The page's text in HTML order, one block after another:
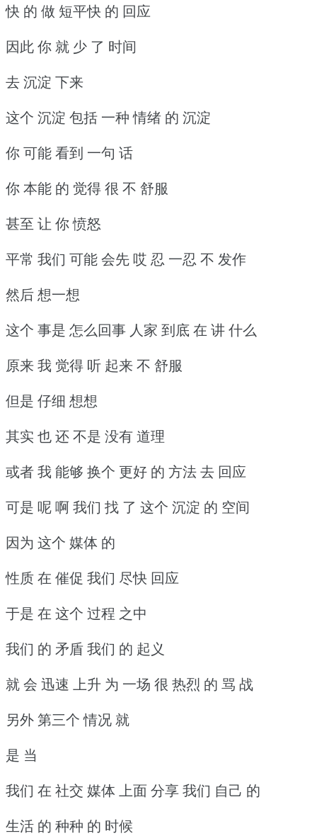
快 的 做 短平快 的 回应
因此 你 就 少 了 时间
去 沉淀 下来
这个 沉淀 包括 一种 情绪 的 沉淀
你 可能 看到 一句 话
你 本能 的 觉得 很 不 舒服
甚至 让 你 愤怒
平常 我们 可能 会先 哎 忍 一忍 不 发作
然后 想一想
这个 事是 怎么回事 人家 到底 在 讲 什么
原来 我 觉得 听 起来 不 舒服
但是 仔细 想想
其实 也 还 不是 没有 道理
或者 我 能够 换个 更好 的 方法 去 回应
可是 呢 啊 我们 找 了 这个 沉淀 的 空间
因为 这个 媒体 的
性质 在 催促 我们 尽快 回应
于是 在 这个 过程 之中
我们 的 矛盾 我们 的 起义
就 会 迅速 上升 为 一场 很 热烈 的 骂 战
另外 第三个 情况 就
是 当
我们 在 社交 媒体 上面 分享 我们 自己 的
生活 的 种种 的 时候